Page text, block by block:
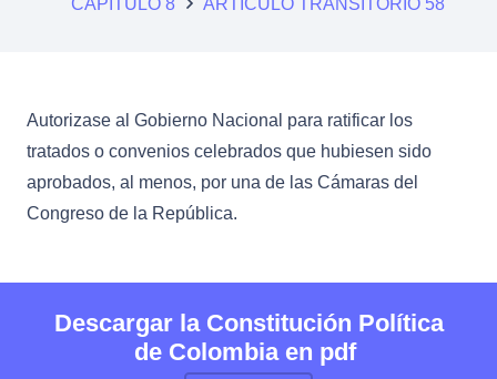
Autorizase al Gobierno Nacional para ratificar los
tratados o convenios celebrados que hubiesen sido
aprobados, al menos, por una de las Cámaras del
Congreso de la República.
Descargar la Constitución Política
de Colombia en pdf